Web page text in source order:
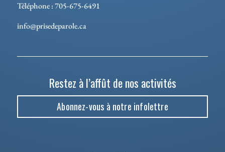
Téléphone : 705-675-6491
info@prisedeparole.ca
Restez à l’affût de nos activités
Abonnez-vous à notre infolettre